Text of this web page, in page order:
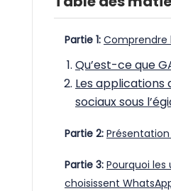
Partie 1: Comprendre
Qu’est-ce que
Les applications
sociaux sous
Partie 2:
Partie 3: Pourquoi les
choisissent